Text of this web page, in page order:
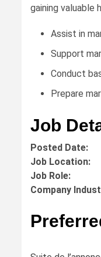
gaining valuable
Assist in
Support
Conduct
Prepare
Job
Posted Date:
Job Location:
Job Role:
Company